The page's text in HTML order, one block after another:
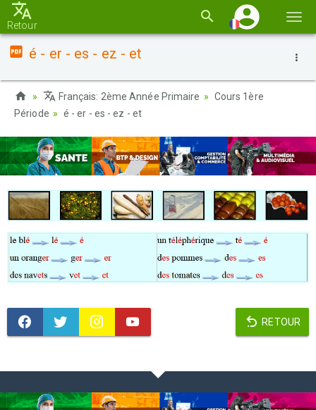
la
Retour
é - er - es - ez - et
Français: 2ème Année Primaire
Cours 1ère
Période
é - er - es - ez - et
RETOUR